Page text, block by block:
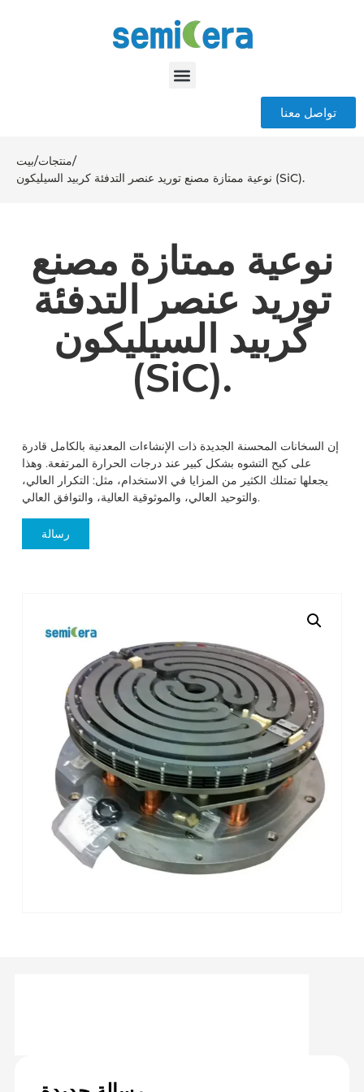
تواصل معنا
بيت/منتجات/
نوعية ممتازة مصنع توريد عنصر التدفئة كربيد السيليكون (SiC).
نوعية ممتازة مصنع
توريد عنصر التدفئة
كربيد السيليكون
(SiC).
إن السخانات المحسنة الجديدة ذات الإنشاءات المعدنية بالكامل قادرة
على كبح التشوه بشكل كبير عند درجات الحرارة المرتفعة. وهذا
يجعلها تمتلك الكثير من المزايا في الاستخدام، مثل: التكرار العالي،
والتوحيد العالي، والموثوقية العالية، والتوافق العالي.
رسالة